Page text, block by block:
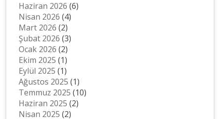
Haziran 2026 (6)
Nisan 2026 (4)
Mart 2026 (2)
Şubat 2026 (3)
Ocak 2026 (2)
Ekim 2025 (1)
Eylül 2025 (1)
Ağustos 2025 (1)
Temmuz 2025 (10)
Haziran 2025 (2)
Nisan 2025 (2)